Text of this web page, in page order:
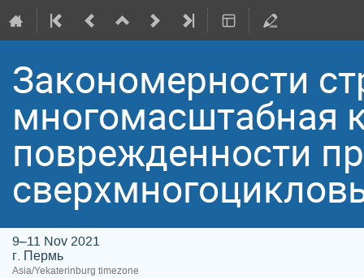
Закономерности
многомасштабная
поврежденности
9–11 Nov 2021
г. Пермь
Asia/Yekaterinburg timezone